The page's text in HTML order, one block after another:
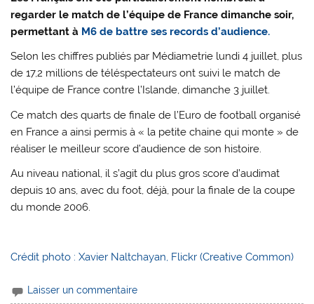
regarder le match de l’équipe de France dimanche soir,
permettant à M6 de battre ses records d’audience.
Selon les chiffres publiés par Médiametrie lundi 4 juillet, plus
de 17,2 millions de téléspectateurs ont suivi le match de
l’équipe de France contre l’Islande, dimanche 3 juillet.
Ce match des quarts de finale de l’Euro de football organisé
en France a ainsi permis à « la petite chaine qui monte » de
réaliser le meilleur score d’audience de son histoire.
Au niveau national, il s’agit du plus gros score d’audimat
depuis 10 ans, avec du foot, déjà, pour la finale de la coupe
du monde 2006.
Crédit photo : Xavier Naltchayan, Flickr (Creative Common)
Laisser un commentaire